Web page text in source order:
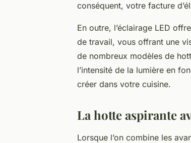
conséquent, votre facture
En outre, l’éclairage LED
de travail, vous offrant une
de nombreux modèles de
l’intensité de la lumière en
créer dans votre cuisine.
La hotte aspirante
Lorsque l’on combine les